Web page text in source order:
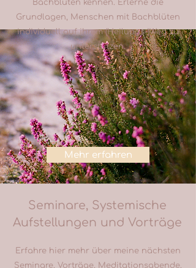
Bachblüten kennen. Erlerne die
Grundlagen, Menschen mit Bachblüten
individuell auf ihrem (Heilungs-)Weg zu
unterstützen.
Mehr erfahren
Seminare, Systemische
Aufstellungen und Vorträge
Erfahre hier mehr über meine nächsten
Seminare, Vorträge, Meditationsabende,